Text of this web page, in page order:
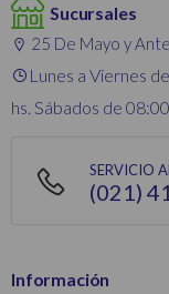
Sucursales
25 De Mayo y
Lunes a Viernes
hs. Sábados de
SERVICIO
(021)
Información